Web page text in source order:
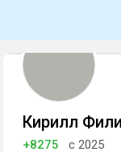
Кирилл
+8275
с 2025